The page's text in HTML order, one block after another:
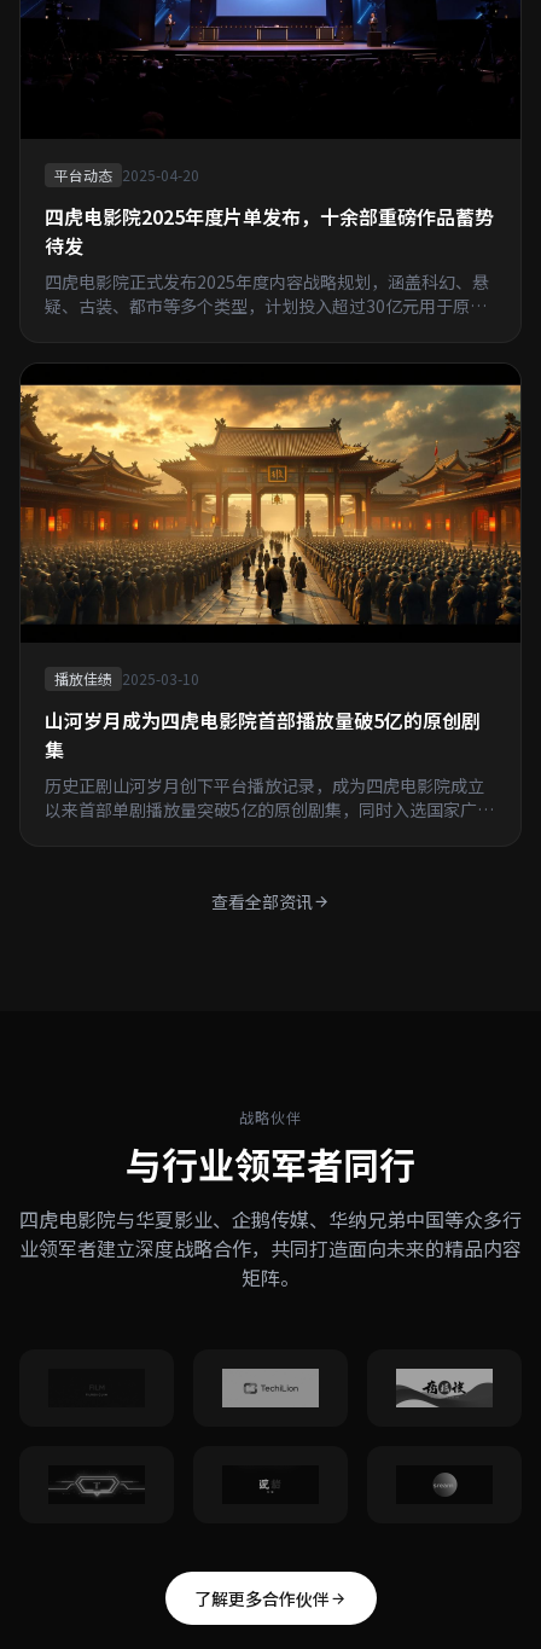
平台动态 2025-04-20
四虎电影院2025年度片单发布，十余部重磅作品蓄势
待发
四虎电影院正式发布2025年度内容战略规划，涵盖科幻、悬
疑、古装、都市等多个类型，计划投入超过30亿元用于原创
播放佳绩 2025-03-10
山河岁月成为四虎电影院首部播放量破5亿的原创剧
集
历史正剧山河岁月创下平台播放记录，成为四虎电影院成立
以来首部单剧播放量突破5亿的原创剧集，同时入选国家广播
查看全部资讯
战略伙伴
与行业领军者同行
四虎电影院与华夏影业、企鹅传媒、华纳兄弟中国等众多行
业领军者建立深度战略合作，共同打造面向未来的精品内容
矩阵。
了解更多合作伙伴